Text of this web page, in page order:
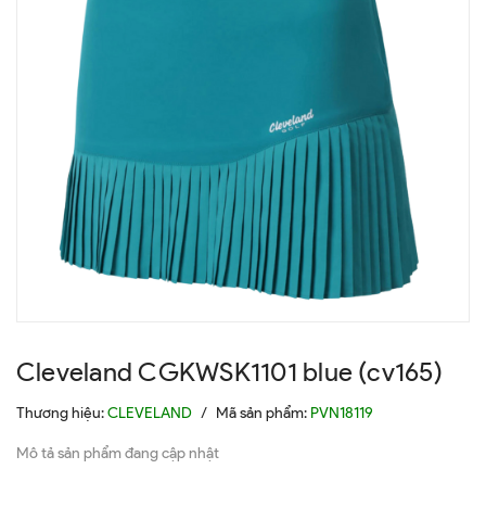
Cleveland CGKWSK1101 blue (cv165)
Thương hiệu:CLEVELAND / Mã sản phẩm: PVN18119
Mô tả sản phẩm đang cập nhật